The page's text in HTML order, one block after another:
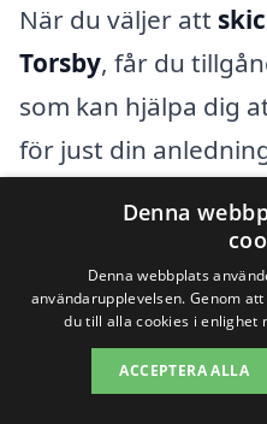
När du väljer att
Torsby, får du
som kan hjälpa dig
för just din
mer unikt och
flera alternativ att
att använda vår
bland lokala
Denna
Denna webbplats
användarupplevelsen. Genom
du till alla cookies i enlighet
ACCEPTERA ALLA